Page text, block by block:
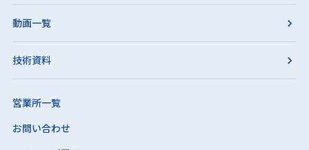
動画一覧
技術資料
営業所一覧
お問い合わせ